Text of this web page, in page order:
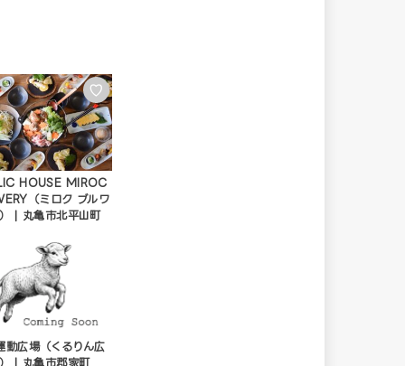
♡
HOUSE MIROC
（ミロク ブルワ
| 丸亀市北平山町
動広場（くるりん広
| 丸亀市郡家町